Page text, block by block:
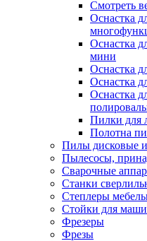
Смотреть
Оснастка
Оснастка
мини
Оснастка
Оснастка
Оснастка
Пилки для
Полотна
Пилы дисковые
Пылесосы,
Сварочные
Станки
Степлеры
Стойки для
Фрезеры
Фрезы